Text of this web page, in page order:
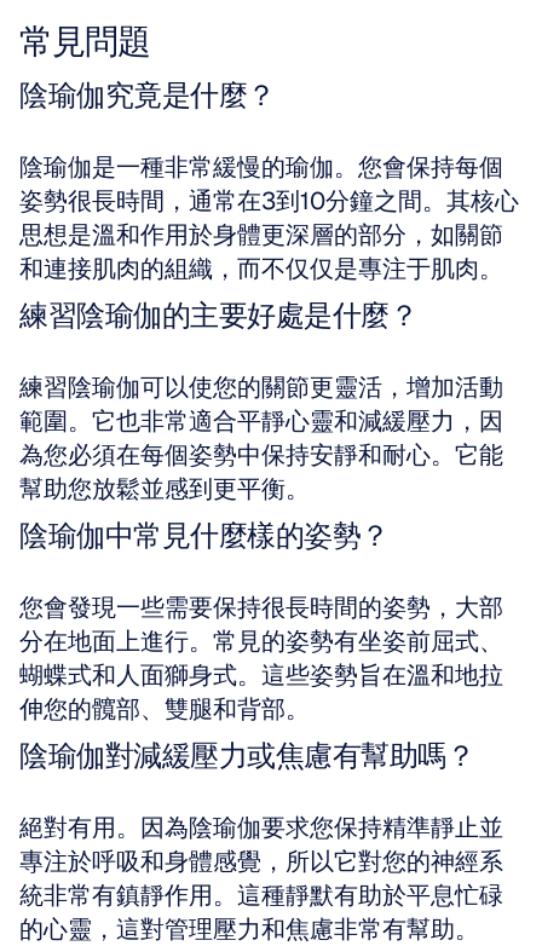
常見問題
陰瑜伽究竟是什麼？
陰瑜伽是一種非常緩慢的瑜伽。您會保持每個
姿勢很長時間，通常在3到10分鐘之間。其核心
思想是溫和作用於身體更深層的部分，如關節
和連接肌肉的組織，而不仅仅是專注于肌肉。
練習陰瑜伽的主要好處是什麼？
練習陰瑜伽可以使您的關節更靈活，增加活動
範圍。它也非常適合平靜心靈和減緩壓力，因
為您必須在每個姿勢中保持安靜和耐心。它能
幫助您放鬆並感到更平衡。
陰瑜伽中常見什麼樣的姿勢？
您會發現一些需要保持很長時間的姿勢，大部
分在地面上進行。常見的姿勢有坐姿前屈式、
蝴蝶式和人面獅身式。這些姿勢旨在溫和地拉
伸您的髖部、雙腿和背部。
陰瑜伽對減緩壓力或焦慮有幫助嗎？
絕對有用。因為陰瑜伽要求您保持精準靜止並
專注於呼吸和身體感覺，所以它對您的神經系
統非常有鎮靜作用。這種靜默有助於平息忙碌
的心靈，這對管理壓力和焦慮非常有幫助。